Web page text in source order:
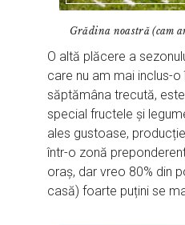
Grădina noastră (cam
O altă plăcere a
care nu am mai inclus-o
săptămâna trecută,
special fructele și
ales gustoase,
într-o zonă
oraș, dar vreo 80% din
casă) foarte puțini se